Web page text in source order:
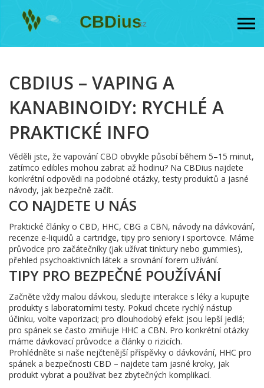
CBDIUS – VAPING A
KANABINOIDY: RYCHLÉ A
PRAKTICKÉ INFO
Věděli jste, že vapování CBD obvykle působí během 5–15 minut,
zatímco edibles mohou zabrat až hodinu? Na CBDius najdete
konkrétní odpovědi na podobné otázky, testy produktů a jasné
návody, jak bezpečně začít.
CO NAJDETE U NÁS
Praktické články o CBD, HHC, CBG a CBN, návody na dávkování,
recenze e-liquidů a cartridge, tipy pro seniory i sportovce. Máme
průvodce pro začátečníky (jak užívat tinktury nebo gummies),
přehled psychoaktivních látek a srovnání forem užívání.
TIPY PRO BEZPEČNÉ POUŽÍVÁNÍ
Začněte vždy malou dávkou, sledujte interakce s léky a kupujte
produkty s laboratorními testy. Pokud chcete rychlý nástup
účinku, volte vaporizaci; pro dlouhodobý efekt jsou lepší jedlá;
pro spánek se často zmiňuje HHC a CBN. Pro konkrétní otázky
máme dávkovací průvodce a články o rizicích.
Prohlédněte si naše nejčtenější příspěvky o dávkování, HHC pro
spánek a bezpečnosti CBD – najdete tam jasné kroky, jak
produkt vybrat a používat bez zbytečných komplikací.